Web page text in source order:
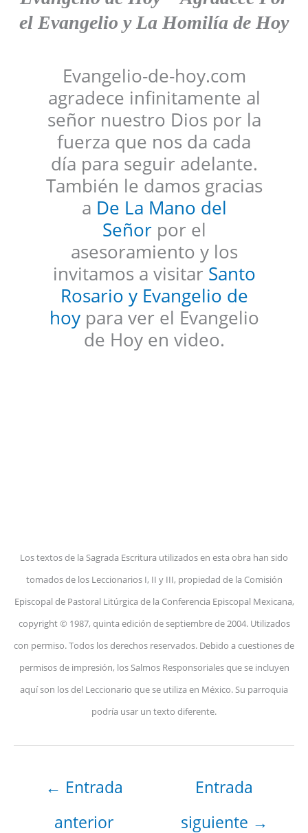
el Evangelio y La Homilía de Hoy
Evangelio-de-hoy.com
agradece infinitamente al
señor nuestro Dios por la
fuerza que nos da cada
día para seguir adelante.
También le damos gracias
a De La Mano del
Señorpor el
asesoramiento y los
invitamos a visitar Santo
Rosario y Evangelio de
hoypara ver el Evangelio
de Hoy en video.
Los textos de la Sagrada Escritura utilizados en esta obra han sido
tomados de los Leccionarios I, II y III, propiedad de la Comisión
Episcopal de Pastoral Litúrgica de la Conferencia Episcopal Mexicana,
copyright © 1987, quinta edición de septiembre de 2004. Utilizados
con permiso. Todos los derechos reservados. Debido a cuestiones de
permisos de impresión, los Salmos Responsoriales que se incluyen
aquí son los del Leccionario que se utiliza en México. Su parroquia
podría usar un texto diferente.
← Entrada
anterior
Entrada
siguiente →